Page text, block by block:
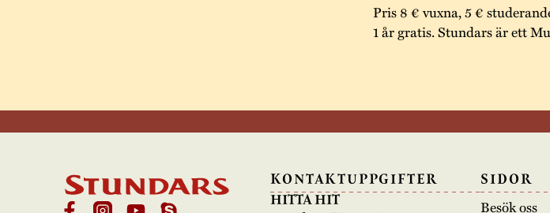
Pris 8 € vuxna, 5 €
1 år gratis. Stundars är ett
KONTAKTUPPGIFTER
HITTA HIT
SIDOR
Besök oss